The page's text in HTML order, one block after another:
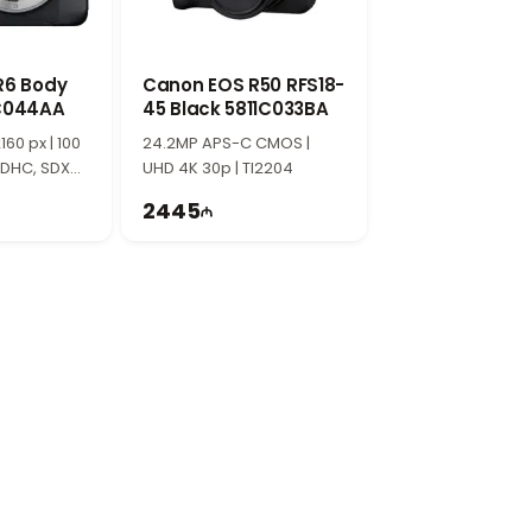
расстояний. Он подходит для
емкости для хранения фотографий и
транспортировке. Полнокадровая
Body
px | 100
SDXC |
Canon EOS R50 RFS18-
45 Black 5811C033BA
24.2MP APS-C CMOS |
UHD 4K 30p | TI2204
2445